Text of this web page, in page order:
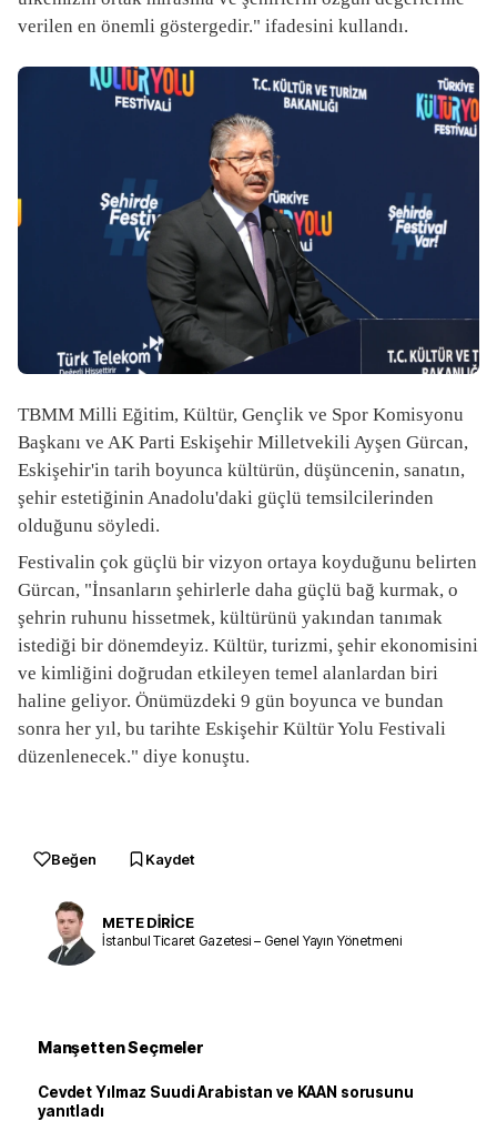
verilen en önemli göstergedir." ifadesini kullandı.
TBMM Milli Eğitim, Kültür, Gençlik ve Spor Komisyonu
Başkanı ve AK Parti Eskişehir Milletvekili Ayşen Gürcan,
Eskişehir'in tarih boyunca kültürün, düşüncenin, sanatın,
şehir estetiğinin Anadolu'daki güçlü temsilcilerinden
olduğunu söyledi.
Festivalin çok güçlü bir vizyon ortaya koyduğunu belirten
Gürcan, "İnsanların şehirlerle daha güçlü bağ kurmak, o
şehrin ruhunu hissetmek, kültürünü yakından tanımak
istediği bir dönemdeyiz. Kültür, turizmi, şehir ekonomisini
ve kimliğini doğrudan etkileyen temel alanlardan biri
haline geliyor. Önümüzdeki 9 gün boyunca ve bundan
sonra her yıl, bu tarihte Eskişehir Kültür Yolu Festivali
düzenlenecek." diye konuştu.
Beğen Kaydet
METE DİRİCE
İstanbul Ticaret Gazetesi – Genel Yayın Yönetmeni
Manşetten Seçmeler
Cevdet Yılmaz Suudi Arabistan ve KAAN sorusunu
yanıtladı